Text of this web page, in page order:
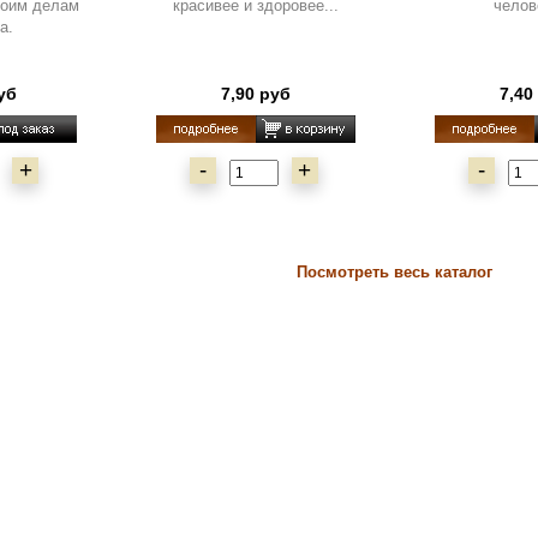
делам
+
красивее и здоровее...
7,90 руб
- +
7,40
-
Посмотреть весь каталог